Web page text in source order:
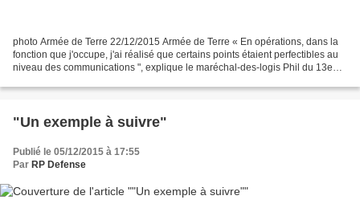
photo Armée de Terre 22/12/2015 Armée de Terre « En opérations, dans la
fonction que j'occupe, j'ai réalisé que certains points étaient perfectibles au
niveau des communications ", explique le maréchal-des-logis Phil du 13e
"Un exemple à suivre"
Publié le 05/12/2015 à 17:55
Par RP Defense